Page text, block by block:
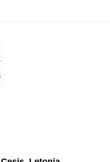
(Actual)
por País
país